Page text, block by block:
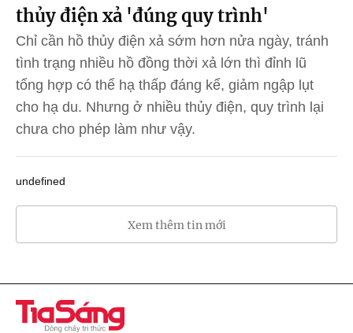
thủy điện xả 'đúng quy trình'
Chỉ cần hồ thủy điện xả sớm hơn nửa ngày, tránh
tình trạng nhiều hồ đồng thời xả lớn thì đỉnh lũ
tổng hợp có thể hạ thấp đáng kể, giảm ngập lụt
cho hạ du. Nhưng ở nhiều thủy điện, quy trình lại
chưa cho phép làm như vậy.
undefined
Xem thêm tin mới